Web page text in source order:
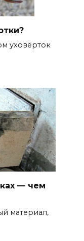
уховёрток
— чем
материал,